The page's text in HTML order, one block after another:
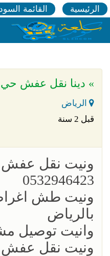
الرئيسية القائمة
» دينا نقل عفش حي
الرياض
قبل 2 سنة
ونيت نقل عفش
0532946423
ونيت طش
بالرياض
وانيت توصيل
ونيت نقل عفش